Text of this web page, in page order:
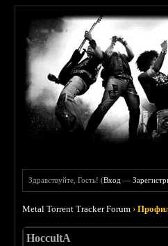
Здравствуйте, Гость! (Вход —
Metal Torrent Tracker Forum ›
HoccultA